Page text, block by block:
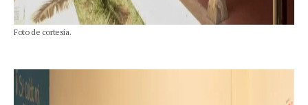
Foto de cortesía.